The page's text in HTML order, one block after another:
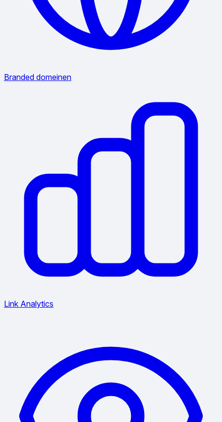
Branded domeinen
Link Analytics